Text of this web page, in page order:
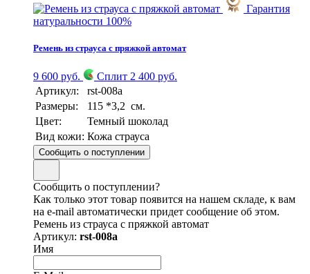
Гарантия
натуральности 100%
Ремень из страуса с пряжкой автомат
9 600 руб.
Сплит 2 400 руб.
Артикул:
rst-008a
Размеры:
115 *3,2 см.
Цвет:
Темный шоколад
Вид кожи: Кожа страуса
Сообщить о поступлении
Сообщить о поступлении?
Как только этот товар появится на нашем складе, к вам
на e-mail автоматически придет сообщение об этом.
Ремень из страуса с пряжкой автомат
Артикул: rst-008a
Имя